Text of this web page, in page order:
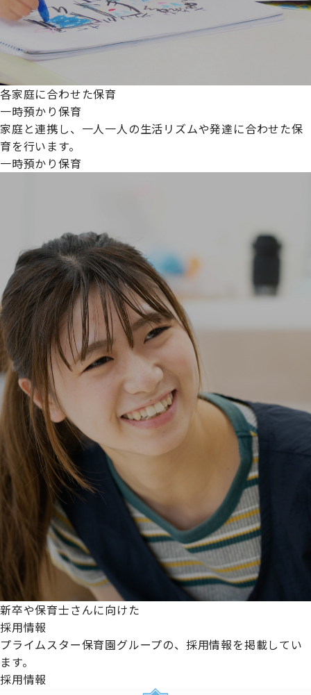
各家庭に合わせた保育
一時預かり保育
家庭と連携し、一人一人の生活リズムや発達に合わせた保
育を行います。
一時預かり保育
新卒や保育士さんに向けた
採用情報
プライムスター保育園グループの、採用情報を掲載してい
ます。
採用情報